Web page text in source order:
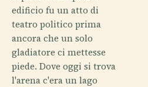
edificio fu un atto di
teatro politico prima
ancora che un solo
gladiatore ci mettesse
piede. Dove oggi si trova
l'arena c'era un lago